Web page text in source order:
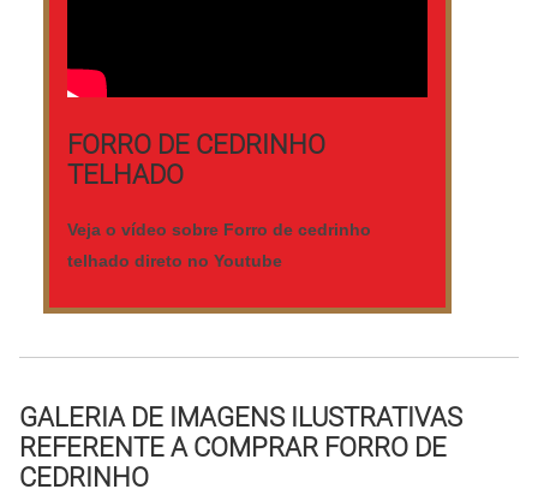
FORRO DE CEDRINHO
TELHADO
Veja o vídeo sobre Forro de cedrinho
telhado direto no Youtube
GALERIA DE IMAGENS ILUSTRATIVAS
REFERENTE A COMPRAR FORRO DE
CEDRINHO